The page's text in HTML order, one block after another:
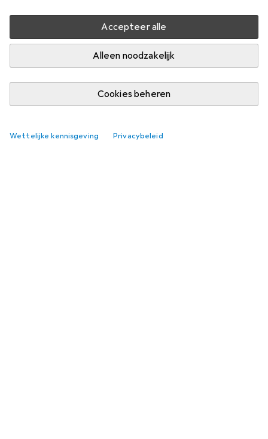
Accepteer alle
Alleen noodzakelijk
Cookies beheren
Wettelijke kennisgeving Privacybeleid